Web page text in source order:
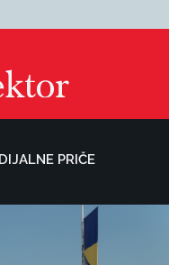
PRIČE